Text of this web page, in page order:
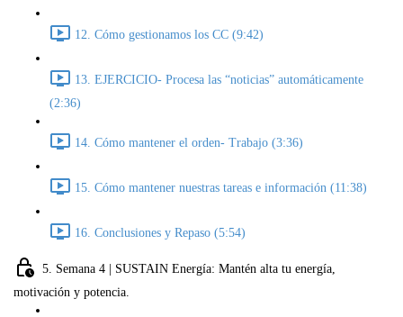
12. Cómo gestionamos los CC (9:42)
13. EJERCICIO- Procesa las “noticias” automáticamente
(2:36)
14. Cómo mantener el orden- Trabajo (3:36)
15. Cómo mantener nuestras tareas e información (11:38)
16. Conclusiones y Repaso (5:54)
5. Semana 4 | SUSTAIN Energía: Mantén alta tu energía,
motivación y potencia.